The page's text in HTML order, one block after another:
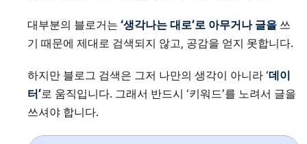
대부분의 블로거는 ‘생각나는 대로’로 아무거나 글을 쓰
기 때문에 제대로 검색되지 않고, 공감을 얻지 못합니다.
하지만 블로그 검색은 그저 나만의 생각이 아니라 ‘데이
터’로 움직입니다. 그래서 반드시 ‘키워드’를 노려서 글을
쓰셔야 합니다.